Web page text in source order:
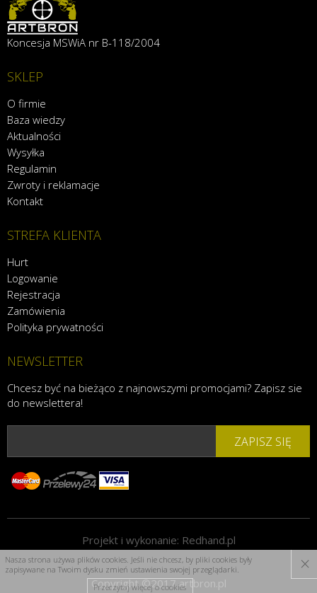
Koncesja MSWiA nr B-118/2004
SKLEP
O firmie
Baza wiedzy
Aktualności
Wysyłka
Regulamin
Zwroty i reklamacje
Kontakt
STREFA KLIENTA
Hurt
Logowanie
Rejestracja
Zamówienia
Polityka prywatności
NEWSLETTER
Chcesz być na bieżąco z najnowszymi promocjami? Zapisz sie
do newslettera!
ZAPISZ SIĘ
Projekt i wykonanie: Redhand.pl
Copyright ©2017 artbron.pl
Nasza strona używa plików cookies. Jeśli nie chcesz, by pliki cookies były
zapisywane na Twoim dysku zmień ustawienia swojej przeglądarki.
×
Przeczytaj więcej o cookies